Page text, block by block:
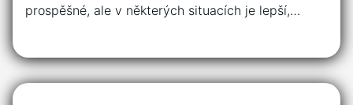
prospěšné, ale v některých situacích je lepší,…